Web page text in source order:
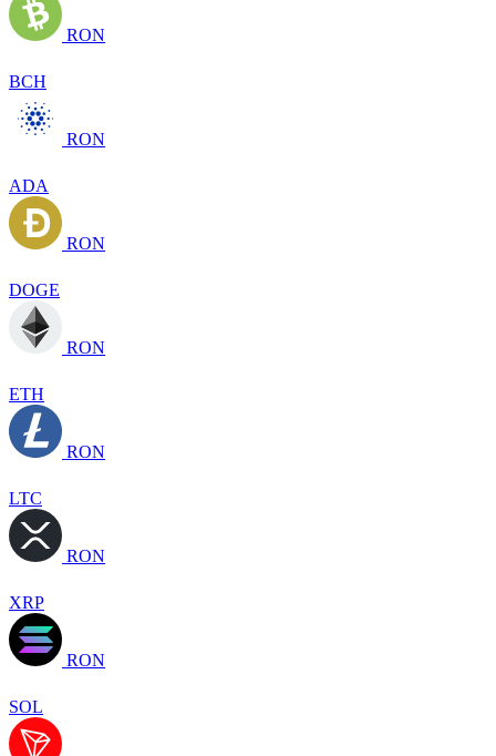
RON
BCH
RON
ADA
RON
DOGE
RON
ETH
RON
LTC
RON
XRP
RON
SOL